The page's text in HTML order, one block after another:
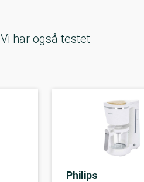
Vi har også testet
Philips